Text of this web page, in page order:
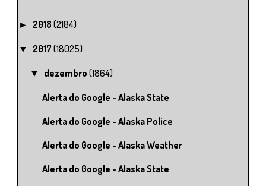
► 2018 (2184)
▼ 2017 (18025)
▼ dezembro(1864)
Alerta do Google - Alaska State
Alerta do Google - Alaska Police
Alerta do Google - Alaska Weather
Alerta do Google - Alaska State